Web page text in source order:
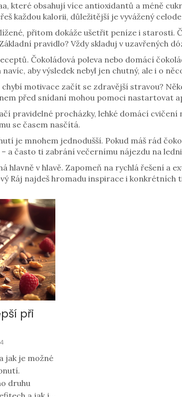
které obsahují více antioxidantů a méně
každou kalorii, důležitější je vyvážený
přitom dokáže ušetřit peníze i starosti.
pravidlo? Vždy skladuj v uzavřených
Čokoládová poleva nebo domácí
aby výsledek nebyl jen chutný, ale i o
motivace začít se zdravější stravou?
před snídaní mohou pomoci nastartovat
pravidelné procházky, lehké domácí
se časem nasčítá.
je mnohem jednodušší. Pokud máš rád
a často ti zabrání večernímu nájezdu na
hlavně v hlavě. Zapomeň na rychlá řešení a
Ráj najdeš hromadu inspirace i
při
jak je možné
druhu